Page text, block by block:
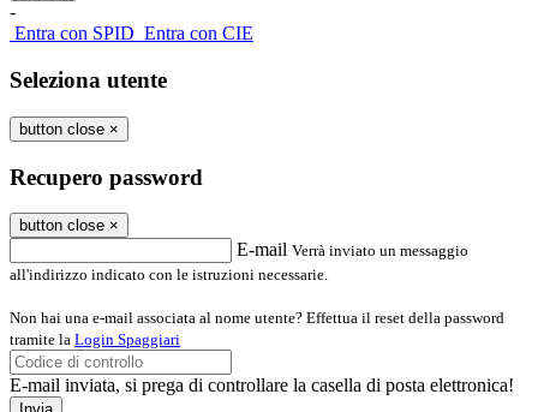
-
Entra con SPID Entra con CIE
Seleziona utente
button close ×
Recupero password
button close ×
E-mail Verrà inviato un messaggio
all'indirizzo indicato con le istruzioni necessarie.
Non hai una e-mail associata al nome utente? Effettua il reset della password
tramite la Login Spaggiari
E-mail inviata, si prega di controllare la casella di posta elettronica!